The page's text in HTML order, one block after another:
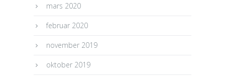
mars 2020
februar 2020
november 2019
oktober 2019